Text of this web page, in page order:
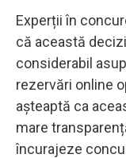
Experții în
că această
considerabil
rezervări online
așteaptă ca
mare
încurajeze